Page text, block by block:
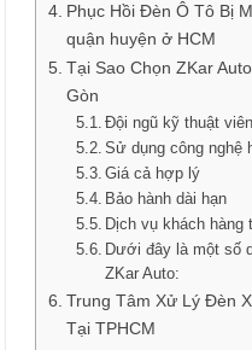
Phục Hồi Đèn Ô Tô Bị
quận huyện ở HCM
Tại Sao Chọn ZKar
Gòn
Đội ngũ kỹ thuật
Sử dụng công nghệ
Giá cả hợp lý
Bảo hành dài hạn
Dịch vụ khách hàng
Dưới đây là một số
ZKar Auto:
Trung Tâm Xử Lý Đèn
Tại TPHCM